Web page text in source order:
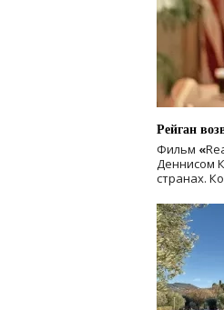
Рейган
Фильм «
Деннисом
странах.